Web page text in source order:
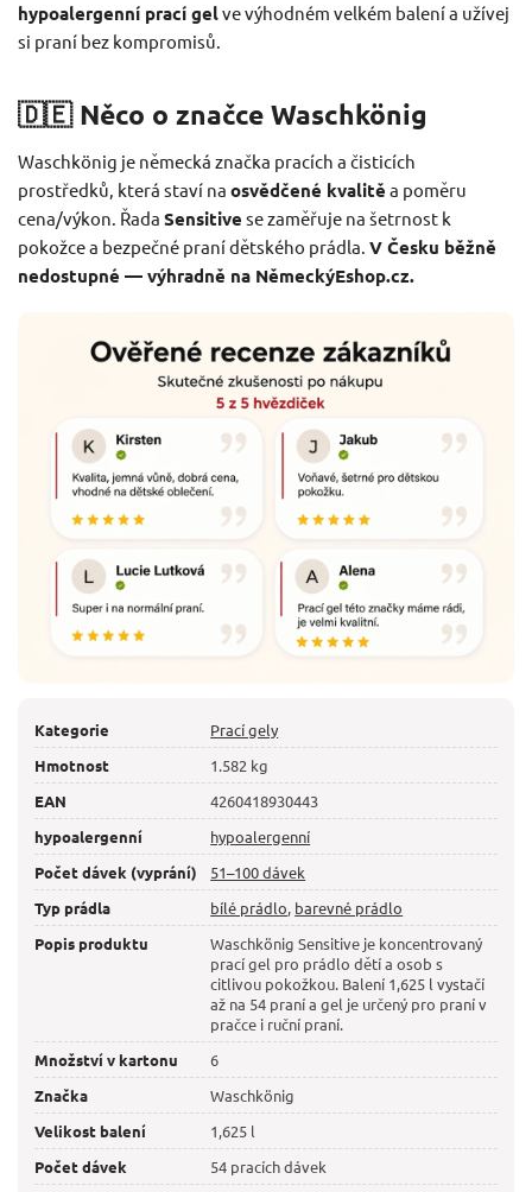
hypoalergenní prací gelve výhodném velkém balení a užívej
si praní bez kompromisů.
🇩🇪 Něco o značce Waschkönig
Waschkönig je německá značka pracích a čisticích
prostředků, která staví na osvědčené kvalitě a poměru
cena/výkon. Řada Sensitive se zaměřuje na šetrnost k
pokožce a bezpečné praní dětského prádla. V Česku běžně
nedostupné — výhradně na NěmeckýEshop.cz.
Kategorie
Prací gely
Hmotnost
1.582 kg
EAN
4260418930443
hypoalergenní
hypoalergenní
Počet dávek (vyprání)
51–100 dávek
Typ prádla
bílé prádlo, barevné prádlo
Popis produktu
Waschkönig Sensitive je koncentrovaný
prací gel pro prádlo dětí a osob s
citlivou pokožkou. Balení 1,625 l vystačí
až na 54 praní a gel je určený pro praní v
pračce i ruční praní.
Množství v kartonu
6
Značka
Waschkönig
Velikost balení
1,625 l
Počet dávek
54 pracích dávek